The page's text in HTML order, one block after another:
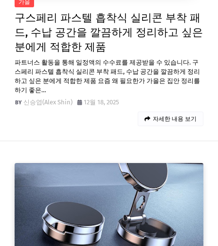
가을
구스페리 파스텔 흡착식 실리콘 부착 패
드, 수납 공간을 깔끔하게 정리하고 싶은
분에게 적합한 제품
파트너스 활동을 통해 일정액의 수수료를 제공받을 수 있습니다. 구
스페리 파스텔 흡착식 실리콘 부착 패드, 수납 공간을 깔끔하게 정리
하고 싶은 분에게 적합한 제품 요즘 왜 필요한가 가을은 집안 정리를
하기 좋은…
신승엽(Alex Shin)
12월 18, 2025
자세한 내용 보기